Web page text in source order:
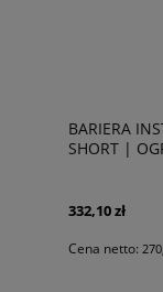
BARIERA
SHORT |
332,10 zł
Cena netto: